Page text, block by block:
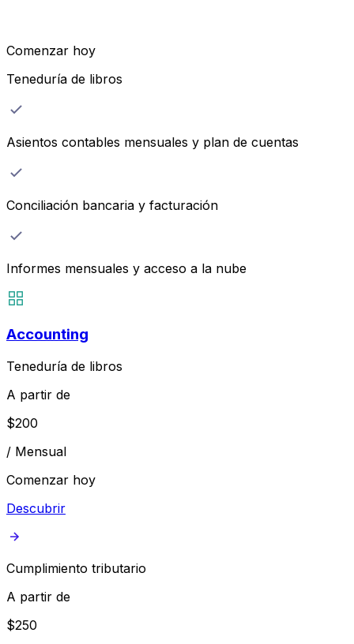
Comenzar hoy
Teneduría de libros
Asientos contables mensuales y plan de cuentas
Conciliación bancaria y facturación
Informes mensuales y acceso a la nube
Accounting
Teneduría de libros
A partir de
$200
/ Mensual
Comenzar hoy
Descubrir
Cumplimiento tributario
A partir de
$250